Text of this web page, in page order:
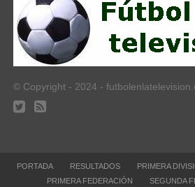
© Copyright - 2024 -
PORTADA RESULTADOS PRIMERA
PRIMERA FEDERACIÓN
SEGUNDA